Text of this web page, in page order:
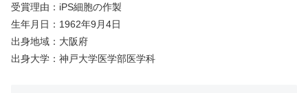
受賞理由：iPS細胞の作製
生年月日：1962年9月4日
出身地域：大阪府
出身大学：神戸大学医学部医学科